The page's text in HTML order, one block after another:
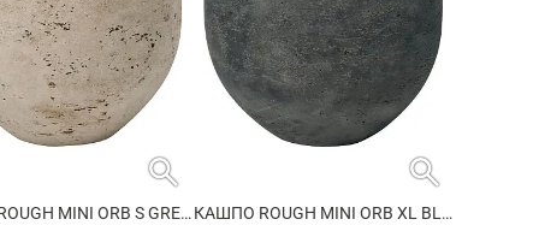
search
КАШПО ROUGH MINI ORB S GREY WASHED
search
КАШПО ROUGH MINI ORB XL BLACK WASHED